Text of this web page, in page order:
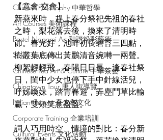
Chinese Philosophy 中華哲學
Art Courses 美術課程
Pastel Nagomi Art 和諧粉彩藝術
Study Tour Info
Chinese Tea Art & Culture 中華茶藝
Chinatown Tour 唐人街導覽
Italian Culture 意大利文化
Corporate Training 企業培訓
Cultural Events 文化活動
【意會‧交會】
新燕來時，趕上春分祭祀先祖的春社
之時，梨花落去後，換來了清明時
節。春光好，池畔初長碧苔三四點，
樹叢葉底傳出黃鸝清音婉囀一兩聲。
柳絮輕輕飛，春陽日日長。逢春社祭
日，閨中少女也停下手中針線活兒，
呼姊喚妹，踏青春遊，弄塵鬥草比輸
贏，雙頰笑意盈盈。
詞人巧用時空、情境的對比：春分新